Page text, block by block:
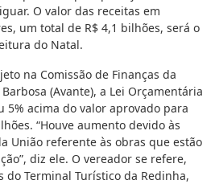
O valor das receitas em
um total de R$ 4,1 bilhões, será o
do Natal.
na Comissão de Finanças da
(Avante), a Lei Orçamentária
5% acima do valor aprovado para
“Houve aumento devido às
União referente às obras que estão
diz ele. O vereador se refere,
do Terminal Turístico da Redinha,